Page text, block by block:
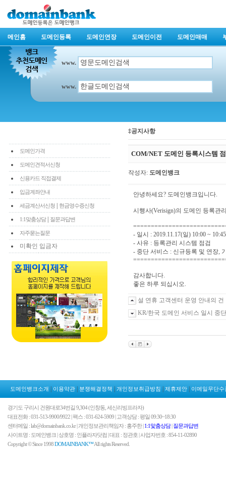
메인홈 도메인등록 도메인연장 도메인이전 도메인매매
www.
www.
도메인가격
도메인견적서신청
신용카드 직접결제
입금계좌안내
세금계산서신청 현금영수증신청
1:1맞춤상담| 질문과답변
자주묻는질문
미확인 입금자
‡공지사항
COM/NET 도메인 등록시스템
작성자: 도메인뱅크
안녕하세요? 도메인뱅크입니다.
시행사(Verisign)의 도메인 등록관
- 일시 : 2019.11.17(일) 10:00 ~
- 사유 : 등록관리 시스템 점검
- 중단 서비스 : 신규등록 및 연장,
감사합니다.
좋은 하루 되십시오.
설 연휴 고객센터 운영 안내의 건
KR/한국 도메인 서비스 일시 중
도메인뱅크소개 이용약관 분쟁해결정책 개인정보취급방침 제휴제안 이메일무단수
경기도 구리시 건원대로34번길 9,304 (인창동, 세신리빙프라자)
대표전화 : 031-513-9900/9922 | 팩스 : 031-624-5909 | 고객상담 : 평일 09:30~18:30
센터메일 : lab@domainbank.co.kr | 개인정보관리책임자 : 홍주한 |1:1맟춤상담|질문과답변
사이트명 : 도메인뱅크 | 상호명 : 인플라자닷컴 | 대표 : 정관호 | 사업자번호 : 854-11-02890
Copyright © Since 1998DOMAINBANK™All rights Reserved.